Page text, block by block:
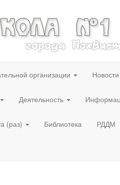
организации Новости
Деятельность
(раз) Библиотека РДДМ